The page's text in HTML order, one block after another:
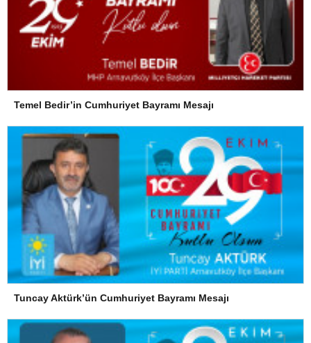
Temel Bedir’in Cumhuriyet Bayramı Mesajı
Tuncay Aktürk’ün Cumhuriyet Bayramı Mesajı